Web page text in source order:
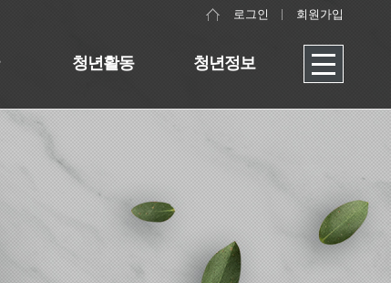
로그인 회원가입
청년활동 청년정보